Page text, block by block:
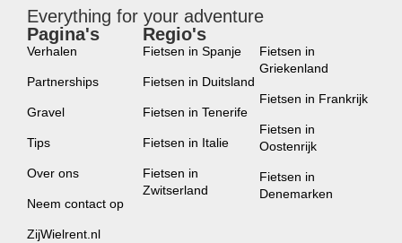
Everything for your adventure
Pagina's
Verhalen
Partnerships
Gravel
Tips
Over ons
Neem contact op
ZijWielrent.nl
Regio's
Fietsen in Spanje
Fietsen in Duitsland
Fietsen in Tenerife
Fietsen in Italie
Fietsen in
Zwitserland
Fietsen in
Griekenland
Fietsen in Frankrijk
Fietsen in
Oostenrijk
Fietsen in
Denemarken